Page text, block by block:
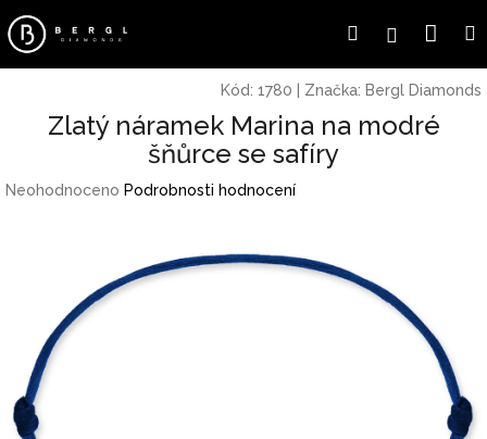
na
obsah
HledatPřihlášení
Kód: 1780 Značka: Bergl Diamonds
Zlatý náramek Marina na modré
šňůrce se safíry
Průměrné
hvězdiček.
Neohodnoceno Podrobnosti hodnocení